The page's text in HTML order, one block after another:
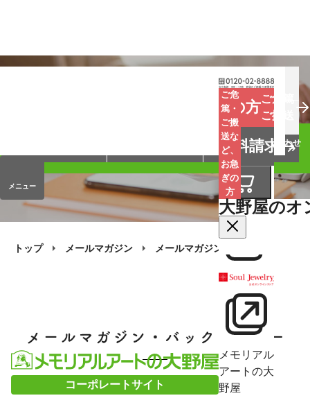
コーポレートサイト
ご危
篤・
ご搬
送な
ど、
お急
ぎの
方
お急ぎの方ご危篤
ご搬送
資料請求
大野屋のオ
メモリアル
アートの大
野屋
メニュー
会員サービス
お問い合わせ
トップ メールマガジン メールマガジン・バックナンバー